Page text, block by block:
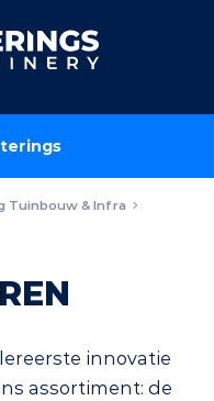
Tuinbouw & Infra
innovatie
assortiment: de